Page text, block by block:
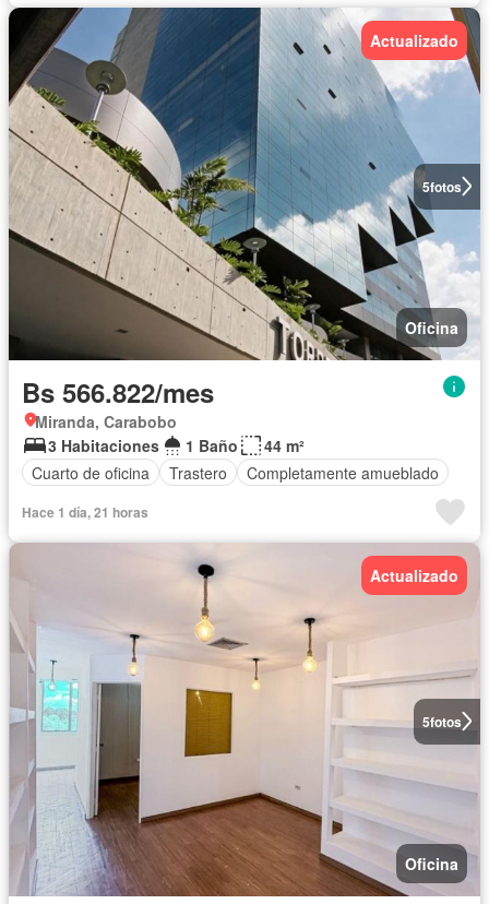
5fotos
Actualizado
Oficina
Bs 566.822/mes
Miranda, Carabobo
3 Habitaciones
1 Baño
44 m²
Cuarto de oficina
Trastero Completamente amueblado
Hace 1 día, 21 horas
5fotos
Actualizado
Oficina